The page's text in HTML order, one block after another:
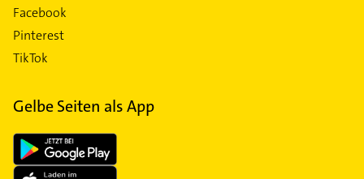
Facebook
Pinterest
TikTok
Gelbe Seiten als App